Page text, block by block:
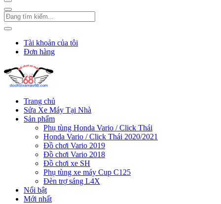
Tài khoản của tôi
Đơn hàng
Trang chủ
Sửa Xe Máy Tại Nhà
Sản phẩm
Phụ tùng Honda Vario / Click Thái
Honda Vario / Click Thái 2020/2021
Đồ chơi Vario 2019
Đồ chơi Vario 2018
Đồ chơi xe SH
Phụ tùng xe máy Cup C125
Đèn trợ sáng L4X
Nổi bật
Mới nhất